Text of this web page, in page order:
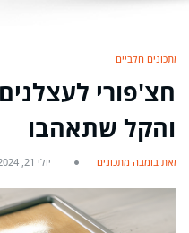
מתכונים חלביים
חצ'פורי
והקל שתאהבו
מאת בומבה מתכונים יולי 21, 2024